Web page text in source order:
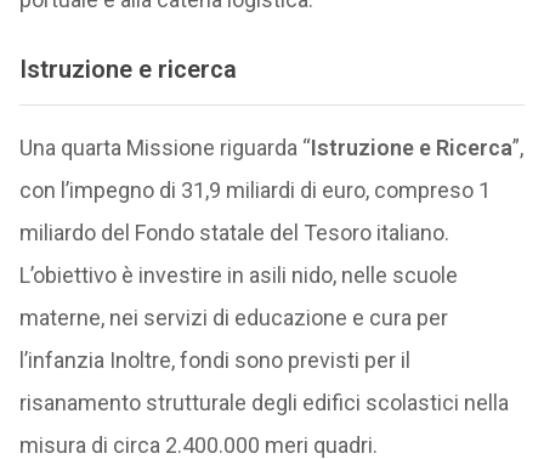
Istruzione e ricerca
Una quarta Missione riguarda “Istruzione e Ricerca”,
con l’impegno di 31,9 miliardi di euro, compreso 1
miliardo del Fondo statale del Tesoro italiano.
L’obiettivo è investire in asili nido, nelle scuole
materne, nei servizi di educazione e cura per
l’infanzia Inoltre, fondi sono previsti per il
risanamento strutturale degli edifici scolastici nella
misura di circa 2.400.000 meri quadri.